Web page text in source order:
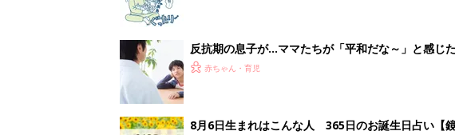
反抗期の息子が...ママたちが「平和だな～」と感じ
赤ちゃん・育児
8月6日生まれはこんな人 365日のお誕生日占い【鏡